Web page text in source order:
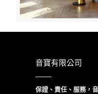
音寶有限公司
保證、責任、服務，